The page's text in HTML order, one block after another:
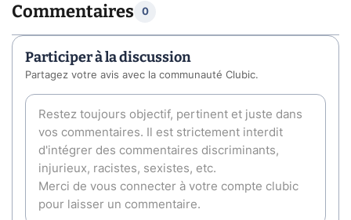
Commentaires 0
Participer à la discussion
Partagez votre avis avec la communauté Clubic.